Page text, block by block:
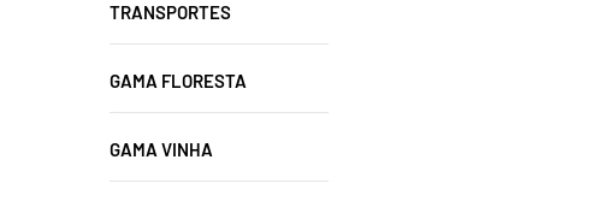
TRANSPORTES
GAMA FLORESTA
GAMA VINHA